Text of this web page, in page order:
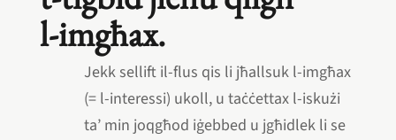
l‑imgħax.
Jekk sellift il‑flus qis li jħallsuk l‑imgħax
(= l‑interessi) ukoll, u taċċettax l‑iskużi
ta’ min joqgħod iġebbed u jgħidlek li se